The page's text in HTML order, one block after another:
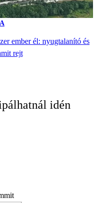
ember él: nyugtalanító és
rejt
idén